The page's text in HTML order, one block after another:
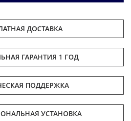
ДОСТАВКА
ГАРАНТИЯ 1 ГОД
ПОДДЕРЖКА
УСТАНОВКА